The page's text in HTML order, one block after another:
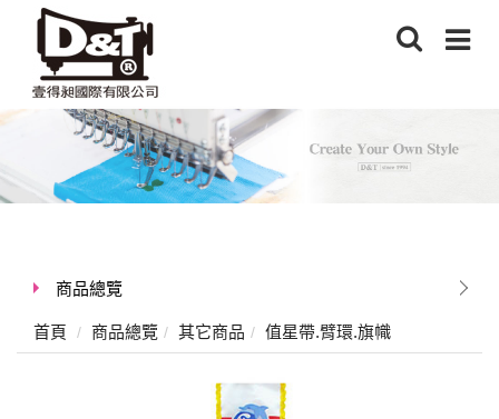
商品總覽
首頁 商品總覽 其它商品 值星帶.臂環.旗幟